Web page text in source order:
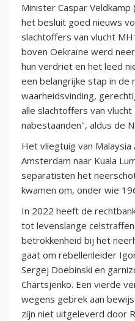
Minister Caspar
het besluit goed nieuws
slachtoffers van vlucht
boven Oekraïne werd
hun verdriet en het leed
een belangrijke stap in de
waarheidsvinding,
alle slachtoffers van vlucht
nabestaanden", aldus de
Het vliegtuig van Malaysia
Amsterdam naar Kuala
separatisten het
kwamen om, onder wie
In 2022 heeft de
tot levenslange
betrokkenheid bij het
gaat om rebellenleider
Sergej Doebinski en
Chartsjenko. Een vierde
wegens gebrek aan
zijn niet uitgeleverd door